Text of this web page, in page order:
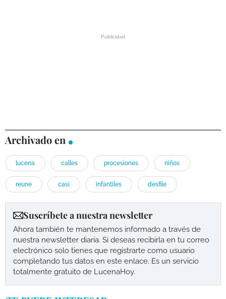
Archivado en
lucena calles procesiones niños
reune casi infantiles desfile
Suscríbete a nuestra newsletter
Ahora también te mantenemos informado a través de
nuestra newsletter diaria. Si deseas recibirla en tu correo
electrónico solo tienes que registrarte como usuario
completando tus datos en este enlace. Es un servicio
totalmente gratuito de LucenaHoy.